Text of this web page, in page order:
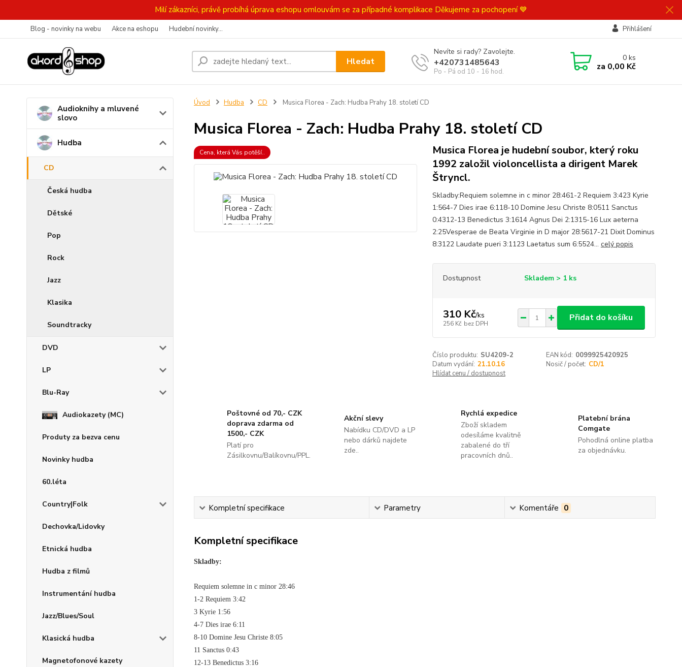
Milí zákazníci, právě probíhá úprava eshopu omlouvám se za případné komplikace Děkujeme za pochopení 💙
Blog - novinky na webu Akce na eshopu Hudební novinky... Přihlášení
Hledat
Nevíte si rady? Zavolejte.
+420731485643
Po - Pá od 10 - 16 hod.
0ks
za 0,00 Kč
Audioknihy a mluvené
slovo
Hudba
CD
Česká hudba
Dětské
Pop
Rock
Jazz
Klasika
Soundtracky
DVD
LP
Blu-Ray
Audiokazety (MC)
Produty za bezva cenu
Novinky hudba
60.léta
Country|Folk
Dechovka/Lidovky
Etnická hudba
Hudba z filmů
Instrumentání hudba
Jazz/Blues/Soul
Klasická hudba
Magnetofonové kazety
Úvod Hudba CD Musica Florea - Zach: Hudba Prahy 18. století CD
Musica Florea - Zach: Hudba Prahy 18. století CD
Cena, která Vás potěší..
Musica Florea je hudební soubor, který roku
1992 založil violoncellista a dirigent Marek
Štryncl.
Skladby:Requiem solemne in c minor 28:461-2 Requiem 3:423 Kyrie
1:564-7 Dies irae 6:118-10 Domine Jesu Christe 8:0511 Sanctus
0:4312-13 Benedictus 3:1614 Agnus Dei 2:1315-16 Lux aeterna
2:25Vesperae de Beata Virginie in D major 28:5617-21 Dixit Dominus
8:3122 Laudate pueri 3:1123 Laetatus sum 6:5524... celý popis
Dostupnost Skladem > 1 ks
310 Kč/ks
256 Kč bez DPH
Přidat do košíku
Číslo produktu: SU4209-2 EAN kód: 0099925420925
Datum vydání: 21.10.16 Nosič / počet: CD/1
Hlídat cenu / dostupnost
Poštovné od 70,- CZK
doprava zdarma od
1500,- CZK
Platí pro
Zásilkovnu/Balíkovnu/PPL.
Akční slevy
Nabídku CD/DVD a LP
nebo dárků najdete
zde..
Rychlá expedice
Zboží skladem
odesíláme kvalitně
zabalené do tří
pracovních dnů..
Platební brána
Comgate
Pohodlná online platba
za objednávku.
Kompletní specifikace Parametry Komentáře 0
Kompletní specifikace
Skladby:
Requiem solemne in c minor 28:46
1-2 Requiem 3:42
3 Kyrie 1:56
4-7 Dies irae 6:11
8-10 Domine Jesu Christe 8:05
11 Sanctus 0:43
12-13 Benedictus 3:16